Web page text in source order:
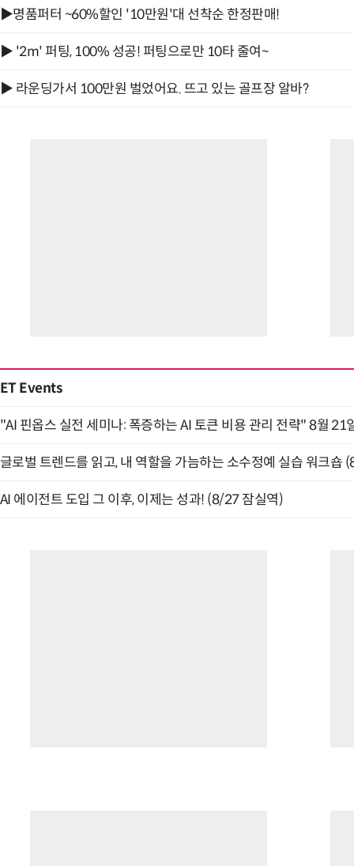
▶명품퍼터 ~60%할인 '10만원'대 선착순 한정판매!
▶ '2m' 퍼팅, 100% 성공! 퍼팅으로만 10타 줄여~
▶ 라운딩가서 100만원 벌었어요. 뜨고 있는 골프장 알바?
ET Events
"AI 핀옵스 실전 세미나: 폭증하는 AI 토큰 비용 관리 전략" 8월 21
글로벌 트렌드를 읽고, 내 역할을 가늠하는 소수정예 실습 워크숍
AI 에이전트 도입 그 이후, 이제는 성과! (8/27 잠실역)